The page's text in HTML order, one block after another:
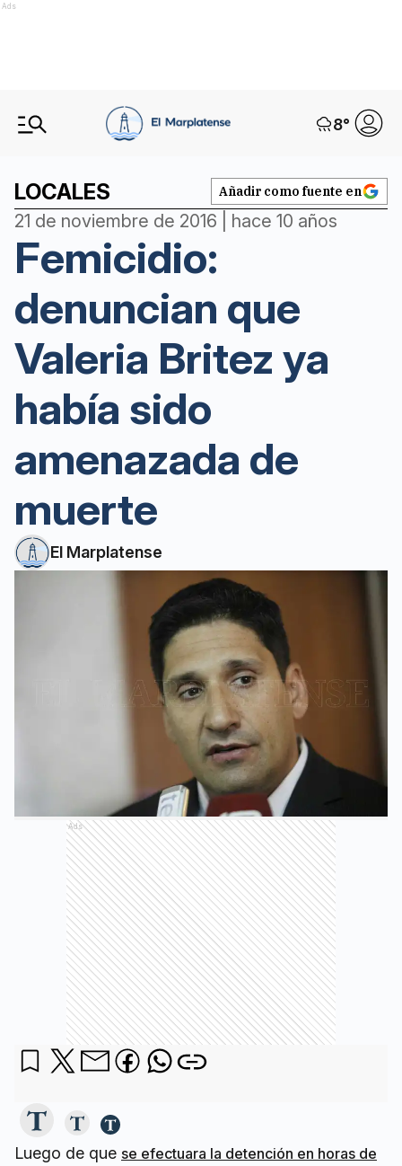
Ads
8°
LOCALES Añadir como fuente en
21 de noviembre de 2016 | hace 10 años
Femicidio:
denuncian que
Valeria Britez ya
había sido
amenazada de
muerte
El Marplatense
Ads
Luego de que se efectuara la detención en horas de